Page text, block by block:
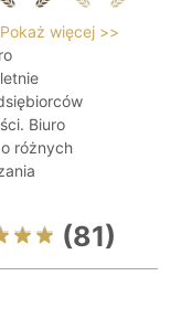
Pokaż więcej >>
Biuro
różnych
(81)